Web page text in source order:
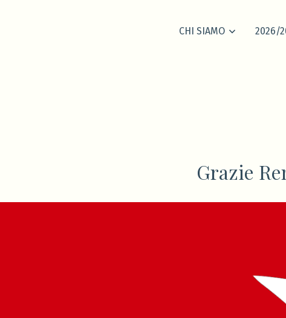
CHI SIAMO 2026/
Grazie